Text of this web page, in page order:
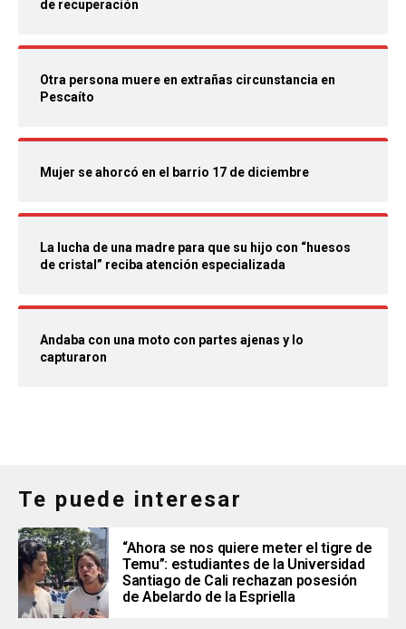
de recuperación
Otra persona muere en extrañas circunstancia en
Pescaíto
Mujer se ahorcó en el barrio 17 de diciembre
La lucha de una madre para que su hijo con “huesos
de cristal” reciba atención especializada
Andaba con una moto con partes ajenas y lo
capturaron
Te puede interesar
“Ahora se nos quiere meter el tigre de
Temu”: estudiantes de la Universidad
Santiago de Cali rechazan posesión
de Abelardo de la Espriella